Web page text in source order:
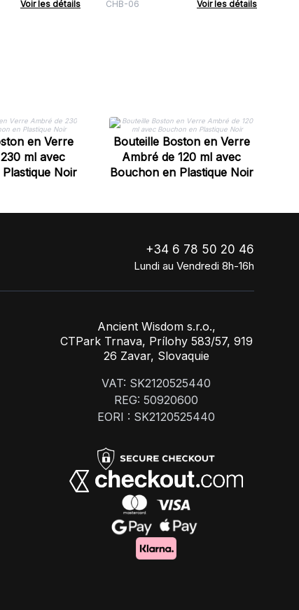
Voir les détails CHB-06 Voir les détails
en Verre
ml avec
Noir
Bouteille Boston en Verre
Ambré de 120 ml avec
Bouchon en Plastique Noir
+34 6 78 50 20 46
Lundi au Vendredi 8h-16h
Ancient Wisdom s.r.o.,
CTPark Trnava, Prílohy 583/57, 919
26 Zavar, Slovaquie
VAT: SK2120525440
REG: 50920600
EORI : SK2120525440